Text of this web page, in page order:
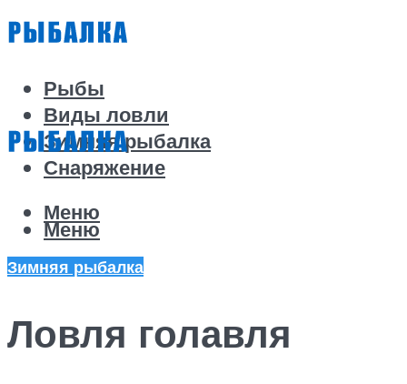
Рыбы
Виды ловли
Зимняя рыбалка
Снаряжение
Меню
Меню
Зимняя рыбалка
Ловля голавля